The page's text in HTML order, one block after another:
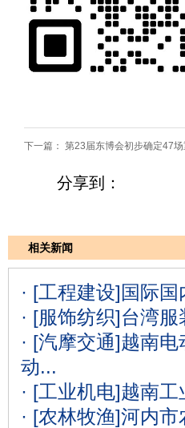
下一篇： 第23届东博会初步确定47
分享到：
相关新闻
· [工程建设]国际
· [服饰纺织]台湾服
· [汽摩交通]越南电
动...
· [工业机电]越南工
· [农林牧渔]河内市